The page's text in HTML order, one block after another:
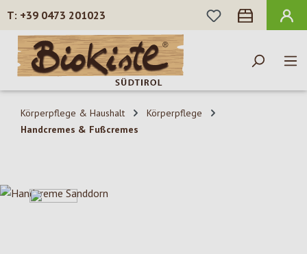
Zum Hauptinhalt springen
+39 0473 201023
DU HAST 0
Körperpflege & Haushalt
Körperpflege
Handcremes & Fußcremes
Bildergalerie überspringen